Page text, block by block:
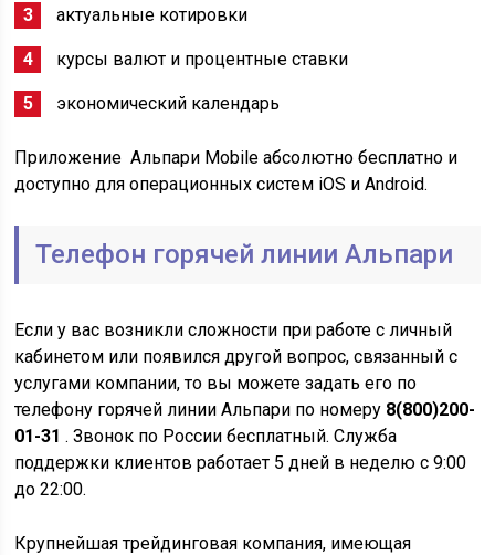
актуальные котировки
курсы валют и процентные ставки
экономический календарь
Приложение Альпари Mobile абсолютно бесплатно и
доступно для операционных систем iOS и Android.
Телефон горячей линии Альпари
Если у вас возникли сложности при работе с личный
кабинетом или появился другой вопрос, связанный с
услугами компании, то вы можете задать его по
телефону горячей линии Альпари по номеру 8(800)200-
01-31 . Звонок по России бесплатный. Служба
поддержки клиентов работает 5 дней в неделю с 9:00
до 22:00.
Крупнейшая трейдинговая компания, имеющая